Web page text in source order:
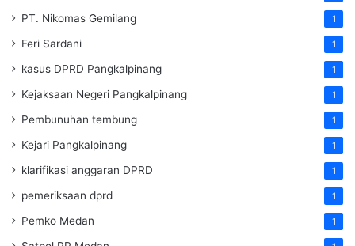
PT. Nikomas Gemilang 1
Feri Sardani 1
kasus DPRD Pangkalpinang 1
Kejaksaan Negeri Pangkalpinang 1
Pembunuhan tembung 1
Kejari Pangkalpinang 1
klarifikasi anggaran DPRD 1
pemeriksaan dprd 1
Pemko Medan 1